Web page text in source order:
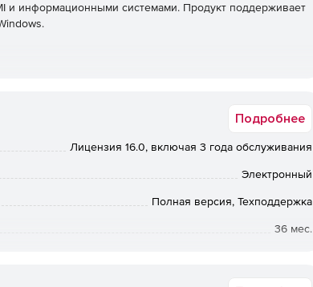
и информационными системами. Продукт поддерживает
Windows, Mac OS X и Linux. Подробнее
Лицензия 16.0, включая 3 года обслуживания
Электронный
Полная версия, Техподдержка
36 мес.